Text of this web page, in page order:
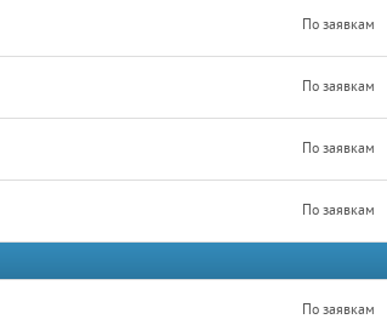
По заявкам
По заявкам
По заявкам
По заявкам
По заявкам